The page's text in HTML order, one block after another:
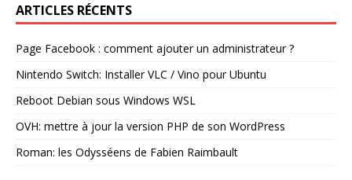
ARTICLES RÉCENTS
Page Facebook : comment ajouter un administrateur ?
Nintendo Switch: Installer VLC / Vino pour Ubuntu
Reboot Debian sous Windows WSL
OVH: mettre à jour la version PHP de son WordPress
Roman: les Odysséens de Fabien Raimbault